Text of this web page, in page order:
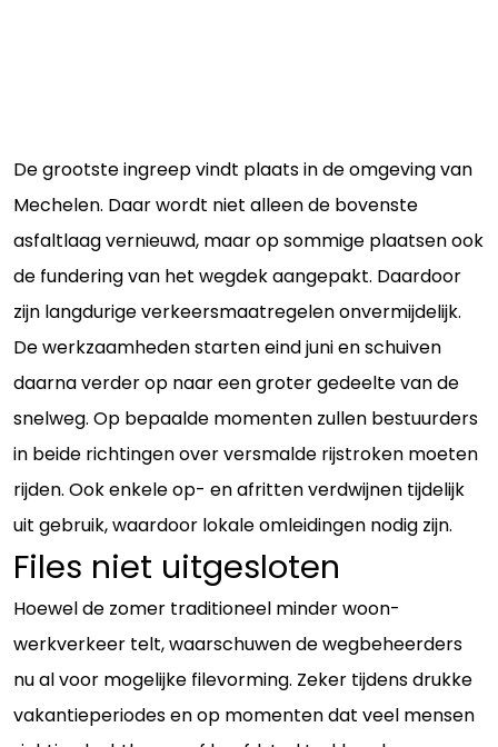
De grootste ingreep vindt plaats in de omgeving van
Mechelen. Daar wordt niet alleen de bovenste
asfaltlaag vernieuwd, maar op sommige plaatsen ook
de fundering van het wegdek aangepakt. Daardoor
zijn langdurige verkeersmaatregelen onvermijdelijk.
De werkzaamheden starten eind juni en schuiven
daarna verder op naar een groter gedeelte van de
snelweg. Op bepaalde momenten zullen bestuurders
in beide richtingen over versmalde rijstroken moeten
rijden. Ook enkele op- en afritten verdwijnen tijdelijk
uit gebruik, waardoor lokale omleidingen nodig zijn.
Files niet uitgesloten
Hoewel de zomer traditioneel minder woon-
werkverkeer telt, waarschuwen de wegbeheerders
nu al voor mogelijke filevorming. Zeker tijdens drukke
vakantieperiodes en op momenten dat veel mensen